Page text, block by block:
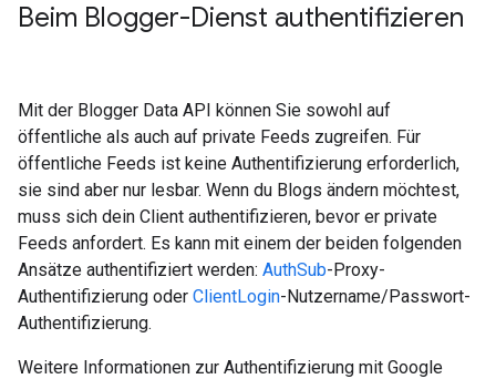
Beim Blogger-Dienst authentifizieren
Mit der Blogger Data API können Sie sowohl auf
öffentliche als auch auf private Feeds zugreifen. Für
öffentliche Feeds ist keine Authentifizierung erforderlich,
sie sind aber nur lesbar. Wenn du Blogs ändern möchtest,
muss sich dein Client authentifizieren, bevor er private
Feeds anfordert. Es kann mit einem der beiden folgenden
Ansätze authentifiziert werden: AuthSub-Proxy-
Authentifizierung oder ClientLogin-Nutzername/Passwort-
Authentifizierung.
Weitere Informationen zur Authentifizierung mit Google